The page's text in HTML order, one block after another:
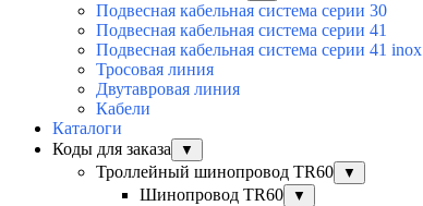
Подвесная кабельная система серии 30
Подвесная кабельная система серии 41
Подвесная кабельная система серии 41 inox
Тросовая линия
Двутавровая линия
Кабели
Каталоги
Коды для заказа
▼
Троллейный шинопровод TR60 ▼
Шинопровод TR60 ▼